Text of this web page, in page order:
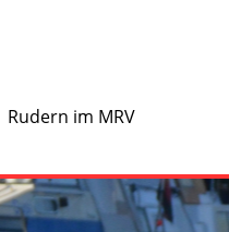
Rudern im MRV